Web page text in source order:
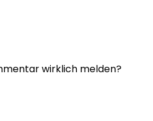
wirklich melden?